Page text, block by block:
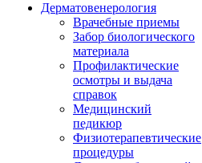
Дерматовенерология
Врачебные приемы
Забор биологического
материала
Профилактические
осмотры и выдача
справок
Медицинский
педикюр
Физиотерапевтические
процедуры